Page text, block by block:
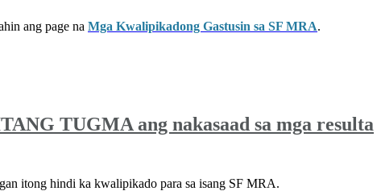
ang page na Mga Kwalipikadong Gastusin sa SF MRA.
TUGMA ang nakasaad sa mga resulta
itong hindi ka kwalipikado para sa isang SF MRA.